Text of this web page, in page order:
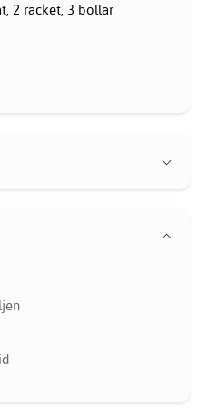
2 racket, 3 bollar